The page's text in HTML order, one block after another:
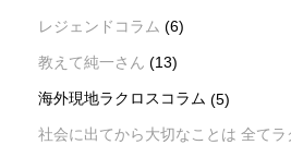
レジェンドコラム (6)
教えて純一さん (13)
海外現地ラクロスコラム (5)
社会に出てから大切なことは 全てラ